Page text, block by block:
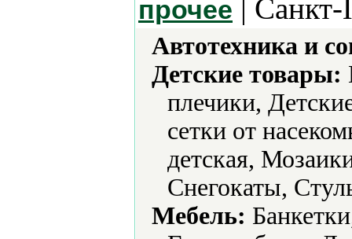
прочее |
Автотехника и
Детские товары:
плечики,
сетки от
детская,
Снегокаты,
Мебель: